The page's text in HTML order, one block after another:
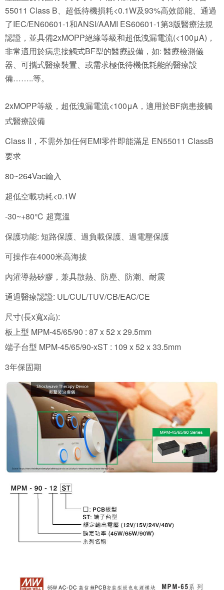
55011 Class B、超低待機損耗<0.1W及93%高效節能、通過
了IEC/EN60601-1和ANSI/AAMI ES60601-1第3版醫療法規
認證，並具備2xMOPP絕緣等級和超低洩漏電流(<100μA)，
非常適用於病患接觸式BF型的醫療設備，如: 醫療檢測儀
器、可攜式醫療裝置、或需求極低待機低耗能的醫療設
備……..等。
2xMOPP等級，超低洩漏電流<100μA，適用於BF病患接觸
式醫療設備
Class II，不需外加任何EMI零件即能滿足 EN55011 ClassB
要求
80~264Vac輸入
超低空載功耗<0.1W
-30~+80℃ 超寬溫
保護功能: 短路保護、過負載保護、過電壓保護
可操作在4000米高海拔
內灌導熱矽膠，兼具散熱、防塵、防潮、耐震
通過醫療認證: UL/CUL/TUV/CB/EAC/CE
尺寸(長x寬x高):
板上型 MPM-45/65/90 : 87 x 52 x 29.5mm
端子台型 MPM-45/65/90-xST : 109 x 52 x 33.5mm
3年保固期